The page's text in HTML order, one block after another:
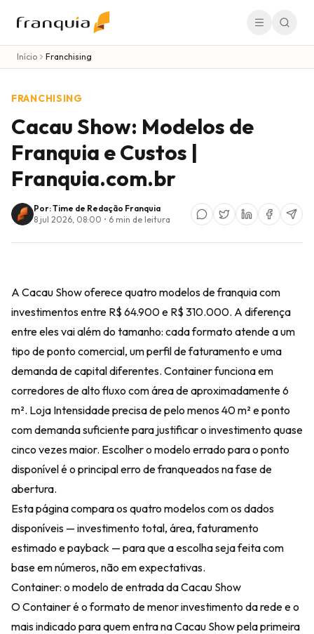
Início Franchising
FRANCHISING
Cacau Show: Modelos de
Franquia e Custos |
Franquia.com.br
Por: Time de Redação Franquia
8 jul 2026, 08:00 • 6 min de leitura
A Cacau Show oferece quatro modelos de franquia com
investimentos entre R$ 64.900 e R$ 310.000. A diferença
entre eles vai além do tamanho: cada formato atende a um
tipo de ponto comercial, um perfil de faturamento e uma
demanda de capital diferentes. Container funciona em
corredores de alto fluxo com área de aproximadamente 6
m². Loja Intensidade precisa de pelo menos 40 m² e ponto
com demanda suficiente para justificar o investimento quase
cinco vezes maior. Escolher o modelo errado para o ponto
disponível é o principal erro de franqueados na fase de
abertura.
Esta página compara os quatro modelos com os dados
disponíveis — investimento total, área, faturamento
estimado e payback — para que a escolha seja feita com
base em números, não em expectativas.
Container: o modelo de entrada da Cacau Show
O Container é o formato de menor investimento da rede e o
mais indicado para quem entra na Cacau Show pela primeira